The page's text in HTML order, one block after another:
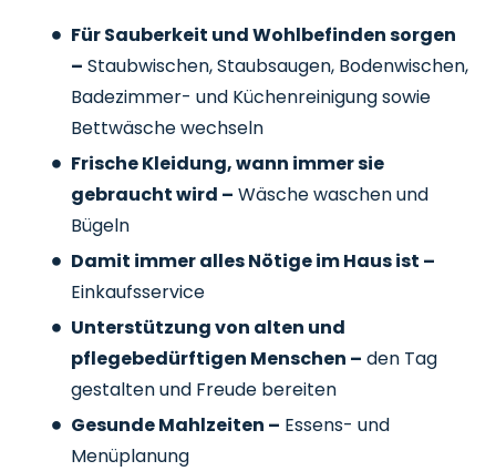
Für Sauberkeit und Wohlbefinden sorgen
– Staubwischen, Staubsaugen, Bodenwischen,
Badezimmer- und Küchenreinigung sowie
Bettwäsche wechseln
Frische Kleidung, wann immer sie
gebraucht wird – Wäsche waschen und
Bügeln
Damit immer alles Nötige im Haus ist –
Einkaufsservice
Unterstützung von alten und
pflegebedürftigen Menschen – den Tag
gestalten und Freude bereiten
Gesunde Mahlzeiten – Essens- und
Menüplanung